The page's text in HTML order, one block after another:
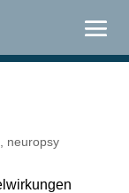
neuropsy